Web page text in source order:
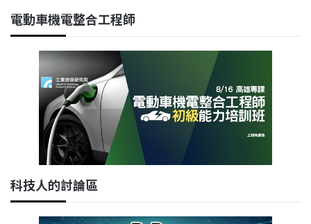
電動車機電整合工程師
科技人的討論區